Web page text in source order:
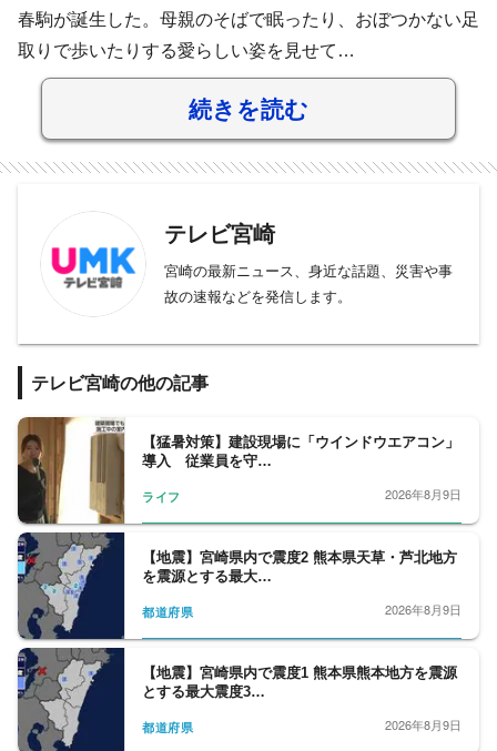
春駒が誕生した。母親のそばで眠ったり、おぼつかない足
取りで歩いたりする愛らしい姿を見せて…
続きを読む
テレビ宮崎
宮崎の最新ニュース、身近な話題、災害や事
故の速報などを発信します。
テレビ宮崎の他の記事
【猛暑対策】建設現場に「ウインドウエアコン」
導入 従業員を守…
ライフ 2026年8月9日
【地震】宮崎県内で震度2 熊本県天草・芦北地方
を震源とする最大…
都道府県 2026年8月9日
【地震】宮崎県内で震度1 熊本県熊本地方を震源
とする最大震度3…
都道府県 2026年8月9日